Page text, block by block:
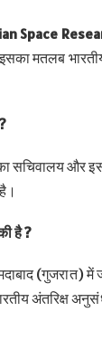
Space
इसका मतलब
सचिवालय और
है ?
(गुजरात) में
अंतरिक्ष